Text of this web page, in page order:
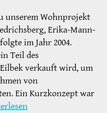
unserem Wohnprojekt
Erika-Mann-
im Jahr 2004.
Teil des
verkauft wird, um
von
Ein Kurzkonzept war